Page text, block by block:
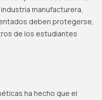
manufacturera,
deben protegerse,
de los estudiantes
ha hecho que el